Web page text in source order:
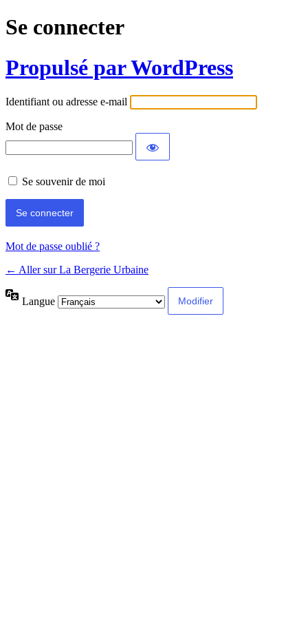
Se connecter
Propulsé par WordPress
Identifiant ou adresse e-mail
Mot de passe
Se souvenir de moi
Mot de passe oublié ?
← Aller sur La Bergerie Urbaine
Langue